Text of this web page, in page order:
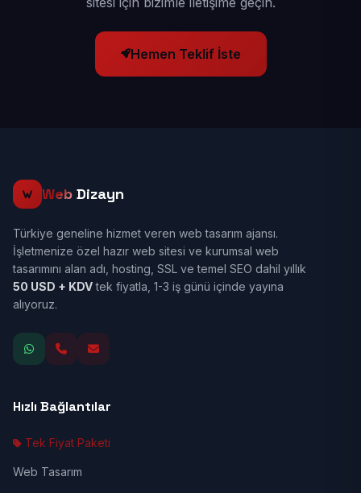
Hemen Teklif İste
Web Dizayn
Türkiye geneline hizmet veren web tasarım ajansı.
İşletmenize özel hazır web sitesi ve kurumsal web
tasarımını alan adı, hosting, SSL ve temel SEO dahil yıllık
50 USD + KDVtek fiyatla, 1-3 iş günü içinde yayına
alıyoruz.
Hızlı Bağlantılar
Tek Fiyat Paketi
Web Tasarım